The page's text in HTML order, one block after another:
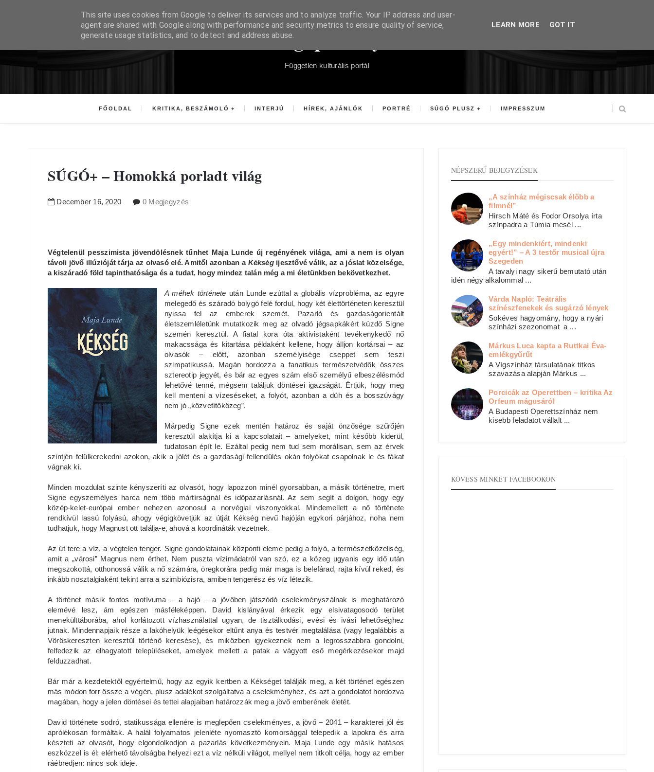
Súgópéldány
Független kulturális portál
FŐOLDAL KRITIKA, BESZÁMOLÓ INTERJÚ HÍREK, AJÁNLÓK PORTRÉ SÚGÓ PLUSZ IMPRESSZUM
SÚGÓ+ – Homokká porladt világ
December 16, 2020 0 Megjegyzés
Végtelenül pesszimista jövendölésnek tűnhet Maja Lunde új regényének világa, ami a nem is olyan
távoli jövő illúzióját tárja az olvasó elé. Amitől azonban a Kékség ijesztővé válik, az a jóslat közelsége,
a kiszáradó föld tapinthatósága és a tudat, hogy mindez talán még a mi életünkben bekövetkezhet.
A méhek története után Lunde ezúttal a globális vízprobléma, az egyre
melegedő és száradó bolygó felé fordul, hogy két élettörténeten keresztül
nyissa fel az emberek szemét. Pazarló és gazdaságorientált
életszemléletünk mutatkozik meg az olvadó jégsapkákért küzdő Signe
szemén keresztül. A fiatal kora óta aktivistaként tevékenykedő nő
makacssága és kitartása példaként kellene, hogy álljon kortársai – az
olvasók – előtt, azonban személyisége cseppet sem teszi
szimpatikussá. Magán hordozza a fanatikus természetvédők összes
sztereotip jegyét, és bár az egyes szám első személyű elbeszélésmód
lehetővé tenné, mégsem találjuk döntései igazságát. Értjük, hogy meg
kell menteni a vízeséseket, a folyót, azonban a düh és a bosszúvágy
nem jó „közvetítőközeg”.
Márpedig Signe ezek mentén határoz és saját önzősége szűrőjén
keresztül alakítja ki a kapcsolatait – amelyeket, mint később kiderül,
tudatosan épít le. Ezáltal pedig nem tud sem morálisan, sem az érvek
szintjén felülkerekedni azokon, akik a jólét és a gazdasági fellendülés okán folyókat csapolnak le és fákat
vágnak ki.
Minden mozdulat szinte kényszeríti az olvasót, hogy lapozzon minél gyorsabban, a másik történetre, mert
Signe egyszemélyes harca nem több mártírságnál és időpazarlásnál. Az sem segít a dolgon, hogy egy
közép-kelet-európai ember nehezen azonosul a norvégiai viszonyokkal. Mindemellett a nő története
rendkívül lassú folyású, ahogy végigkövetjük az útját Kékség nevű hajóján egykori párjához, noha nem
tudhatjuk, hogy Magnust ott találja-e, ahová a koordináták vezetnek.
Az út tere a víz, a végtelen tenger. Signe gondolatainak központi eleme pedig a folyó, a természetközeliség,
amit a „városi” Magnus nem érthet. Nem puszta vízimádatról van szó, ez a közeg ugyanis egy idő után
megszokottá, otthonossá válik a nő számára, öregkorára pedig már maga is belefárad, rajta kívül reked, és
inkább nosztalgiaként tekint arra a szimbiózisra, amiben tengerész és víz létezik.
A történet másik fontos motívuma – a hajó – a jövőben játszódó cselekményszálnak is meghatározó
elemévé lesz, ám egészen másféleképpen. David kislányával érkezik egy elsivatagosodó terület
menekülttáborába, ahol korlátozott vízhasználattal ugyan, de tisztálkodási, evési és ivási lehetőséghez
jutnak. Mindennapjaik része a lakóhelyük leégésekor eltűnt anya és testvér megtalálása (vagy legalábbis a
Vöröskereszten keresztül történő keresése), és miközben igyekeznek nem a legrosszabbra gondolni,
felfedezik az elhagyatott településeket, amelyek mellett a patak a vágyott eső megérkezésekor majd
felduzzadhat.
Bár már a kezdetektől egyértelmű, hogy az egyik kertben a Kékséget találják meg, a két történet egészen
más módon forr össze a végén, plusz adalékot szolgáltatva a cselekményhez, és azt a gondolatot hordozva
magában, hogy a jelen döntései és tettei alapjaiban határozzák meg a jövő emberének életét.
David története sodró, statikussága ellenére is meglepően cselekményes, a jövő – 2041 – karakterei jól és
aprólékosan formáltak. A halál folyamatos jelenléte nyomasztó komorsággal telepedik a lapokra és arra
készteti az olvasót, hogy elgondolkodjon a pazarlás következményein. Maja Lunde egy másik hatásos
eszközzel is él: elérhető távolságba helyezi ezt a víz nélküli világot, mellyel nem titkolt célja, hogy az ember
ráébredjen: nincs sok ideje.
NÉPSZERŰ BEJEGYZÉSEK
„A színház mégiscsak élőbb a
filmnél”
Hirsch Máté és Fodor Orsolya írta
színpadra a Túmia mesél ...
„Egy mindenkiért, mindenki
egyért!” – A 3 testőr musical újra
Szegeden
A tavalyi nagy sikerű bemutató után
idén négy alkalommal ...
Várda Napló: Teátrális
színészfenekek és sugárzó lények
Sokéves hagyomány, hogy a nyári
színházi szezonomat a ...
Márkus Luca kapta a Ruttkai Éva-
emlékgyűrűt
A Vígszínház társulatának titkos
szavazása alapján Márkus ...
Porcicák az Operettben – kritika Az
Orfeum mágusáról
A Budapesti Operettszínház nem
kisebb feladatot vállalt ...
KÖVESS MINKET FACEBOOKON
This site uses cookies from Google to deliver its services and to analyze traffic. Your IP address and user-
agent are shared with Google along with performance and security metrics to ensure quality of service,
generate usage statistics, and to detect and address abuse.
LEARN MORE GOT IT